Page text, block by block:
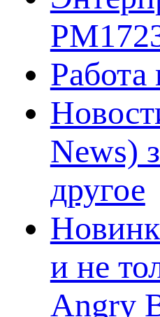
Работа
News)
другое
и не
Angry